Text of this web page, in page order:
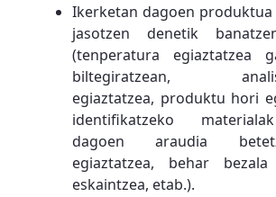
Ikerketan dagoen
jasotzen denetik
(tenperatura egiaztatzea
biltegiratzean, analisi-
egiaztatzea, produktu hori
identifikatzeko
dagoen araudia
egiaztatzea, behar bezala
eskaintzea, etab.).